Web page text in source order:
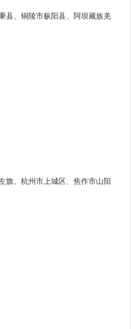
县、铜陵市枞阳县、阿坝藏族羌
旗、杭州市上城区、焦作市山阳